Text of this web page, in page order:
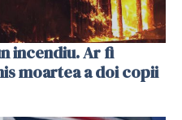
incendiu. Ar fi
moartea a doi copii